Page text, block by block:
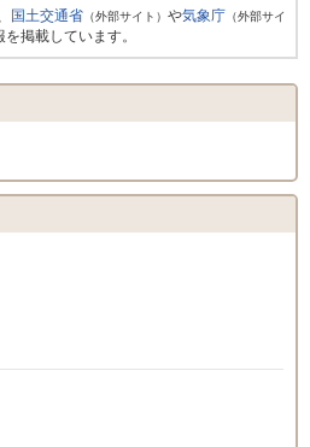
国土交通省 （外部サイト） や気象庁 （外部サイ
掲載しています。